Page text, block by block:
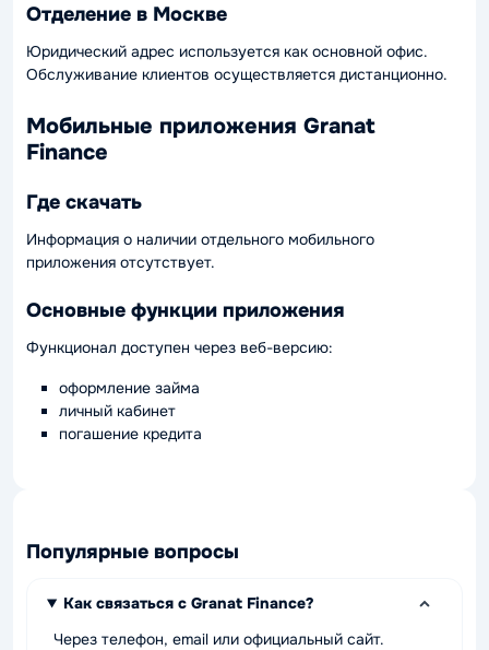
Отделение в Москве
Юридический адрес используется как основной офис.
Обслуживание клиентов осуществляется дистанционно.
Мобильные приложения Granat
Finance
Где скачать
Информация о наличии отдельного мобильного
приложения отсутствует.
Основные функции приложения
Функционал доступен через веб-версию:
оформление займа
личный кабинет
погашение кредита
Популярные вопросы
Как связаться с Granat Finance?
Через телефон, email или официальный сайт.